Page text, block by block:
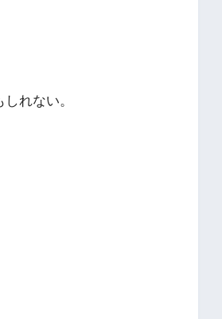
れない。